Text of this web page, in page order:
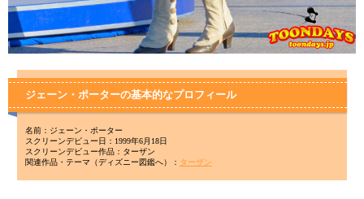
ジェーン・ポーターの基本的なプロフィール
名前：ジェーン・ポーター
スクリーンデビュー日：1999年6月18日
スクリーンデビュー作品：ターザン
関連作品・テーマ（ディズニー図鑑へ）： ターザン